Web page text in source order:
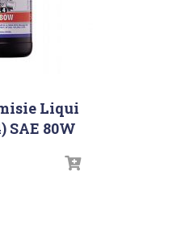
Liqui
SAE 80W